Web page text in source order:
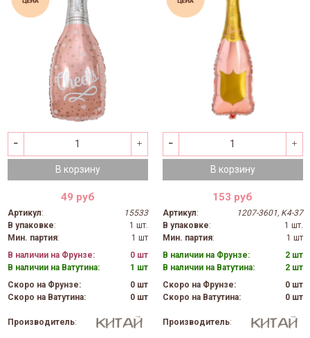
В корзину
49 руб
Артикул:
15533
В упаковке:
1 шт.
Мин. партия:
1 шт
В наличии на Фрунзе:
0 шт
В наличии на Ватутина:
1 шт
Скоро на Фрунзе:
0 шт
Скоро на Ватутина:
0 шт
Производитель:
В корзину
153 руб
Артикул:
1207-3601, K4-37
В упаковке:
1 шт.
Мин. партия:
1 шт
В наличии на Фрунзе:
2 шт
В наличии на Ватутина:
2 шт
Скоро на Фрунзе:
0 шт
Скоро на Ватутина:
0 шт
Производитель: